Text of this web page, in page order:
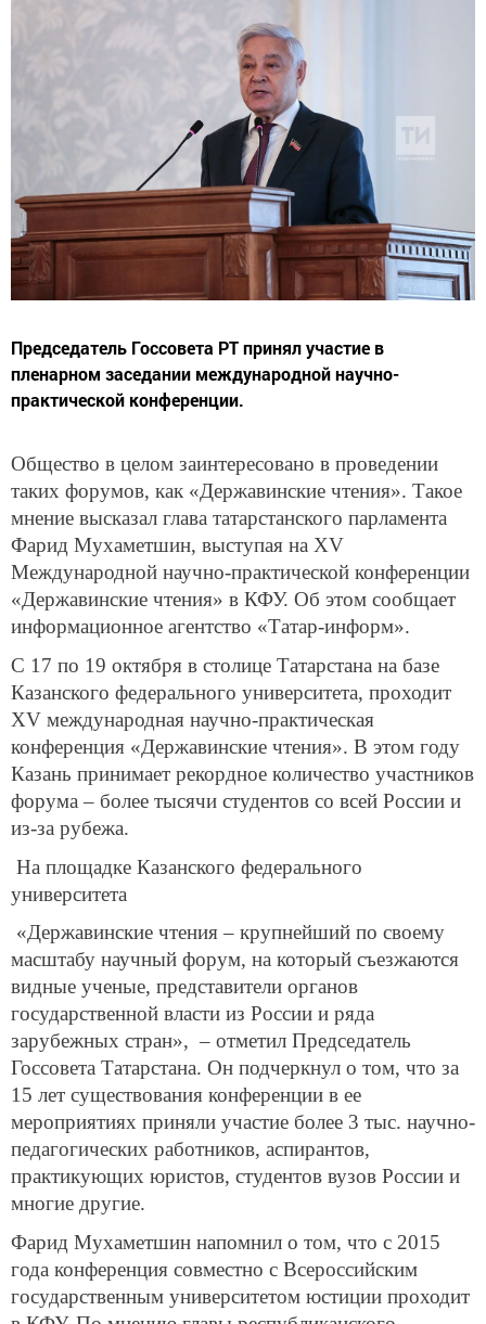
Председатель Госсовета РТ принял участие в
пленарном заседании международной научно-
практической конференции.
Общество в целом заинтересовано в проведении
таких форумов, как «Державинские чтения». Такое
мнение высказал глава татарстанского парламента
Фарид Мухаметшин, выступая на XV
Международной научно-практической конференции
«Державинские чтения» в КФУ. Об этом сообщает
информационное агентство «Татар-информ».
С 17 по 19 октября в столице Татарстана на базе
Казанского федерального университета, проходит
XV международная научно-практическая
конференция «Державинские чтения». В этом году
Казань принимает рекордное количество участников
форума – более тысячи студентов со всей России и
из-за рубежа.
На площадке Казанского федерального
университета
«Державинские чтения – крупнейший по своему
масштабу научный форум, на который съезжаются
видные ученые, представители органов
государственной власти из России и ряда
зарубежных стран», ­ – отметил Председатель
Госсовета Татарстана. Он подчеркнул о том, что за
15 лет существования конференции в ее
мероприятиях приняли участие более 3 тыс. научно-
педагогических работников, аспирантов,
практикующих юристов, студентов вузов России и
многие другие.
Фарид Мухаметшин напомнил о том, что с 2015
года конференция совместно с Всероссийским
государственным университетом юстиции проходит